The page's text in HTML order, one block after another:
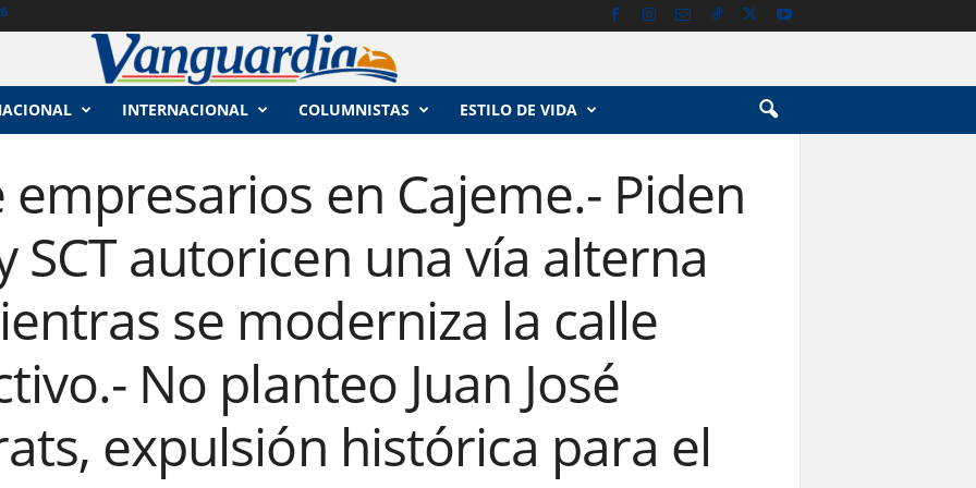
INTERNACIONAL COLUMNISTAS ESTILO DE VIDA
en Cajeme.- Piden
SCT autoricen una vía alterna
se moderniza la calle
No planteo Juan José
expulsión histórica para el